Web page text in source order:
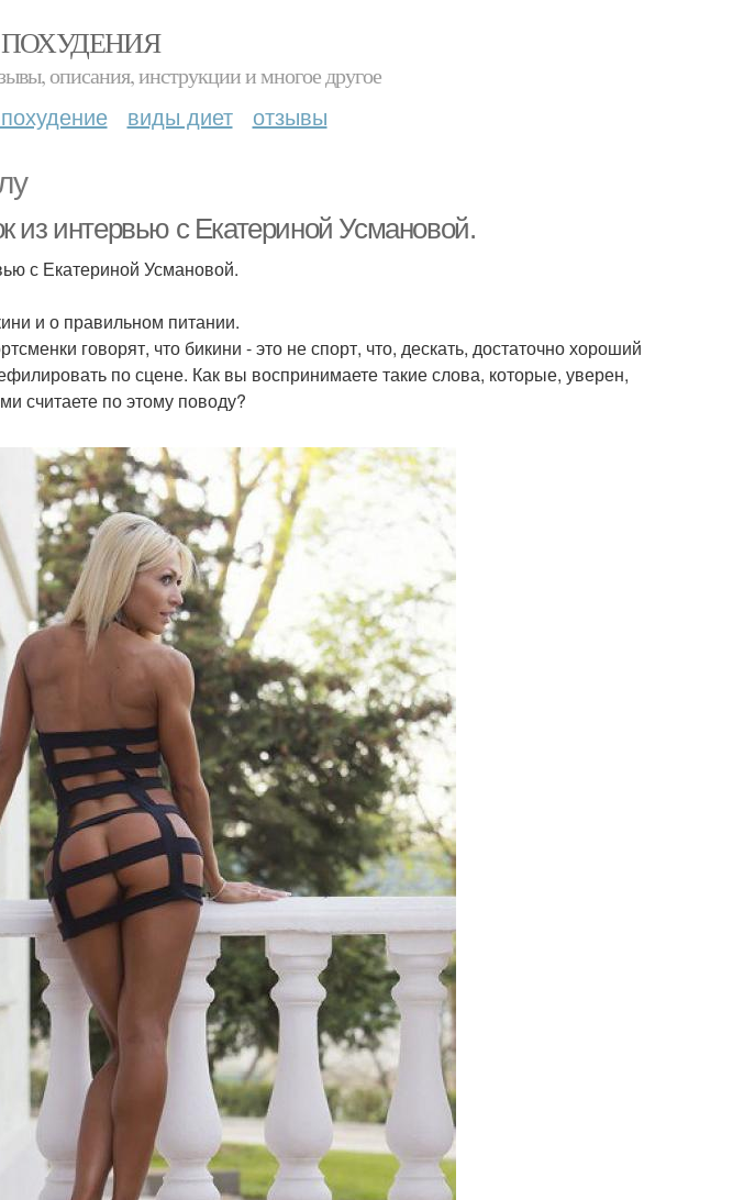
описания, инструкции и многое другое
виды диет отзывы
из интервью с Екатериной Усмановой.
с Екатериной Усмановой.
и о правильном питании.
говорят, что бикини - это не спорт, что, дескать, достаточно хороший
по сцене. Как вы воспринимаете такие слова, которые, уверен,
считаете по этому поводу?